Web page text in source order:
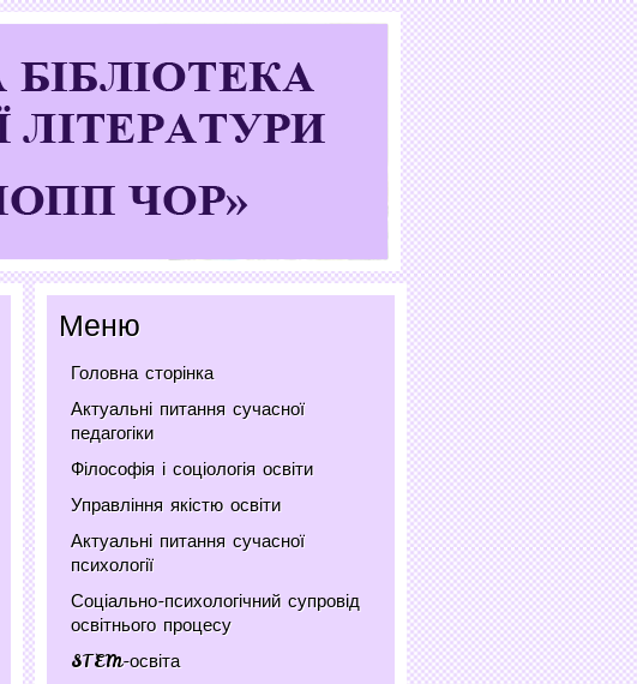
Меню
Головна сторінка
Актуальні питання сучасної
педагогіки
Філософія і соціологія освіти
Управління якістю освіти
Актуальні питання сучасної
психології
Соціально-психологічний супровід
освітнього процесу
STEM-освіта